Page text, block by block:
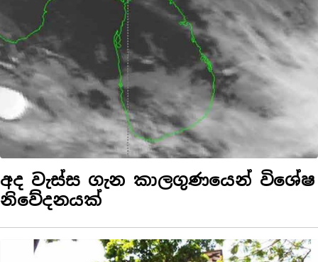
අද වැස්ස ගැන කාලගුණයෙන් විශේෂ
නිවේදනයක්